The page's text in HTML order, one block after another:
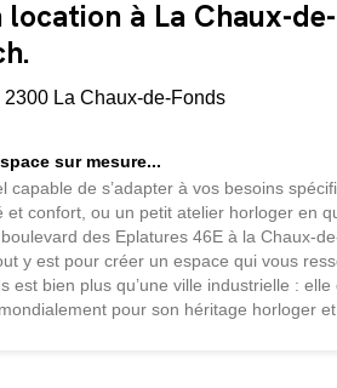
à La Chaux-
La Chaux-de-Fonds
sur mesure...
capable de s’adapter à vos besoins
confort, ou un petit atelier horloger en
des Eplatures 46E à la Chaux-
y est pour créer un espace qui vous
est bien plus qu’une ville industrielle :
pour son héritage horloger